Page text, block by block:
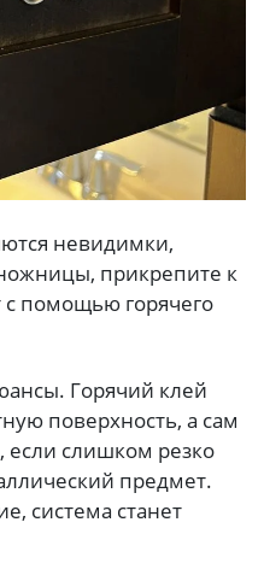
невидимки,
прикрепите к
с помощью горячего
Горячий клей
поверхность, а сам
если слишком резко
предмет.
система станет